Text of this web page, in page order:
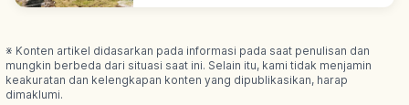
※ Konten artikel didasarkan pada informasi pada saat penulisan dan
mungkin berbeda dari situasi saat ini. Selain itu, kami tidak menjamin
keakuratan dan kelengkapan konten yang dipublikasikan, harap
dimaklumi.